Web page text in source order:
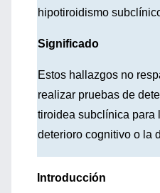
hipotiroidismo
Significado
Estos hallazgos no
realizar pruebas de
tiroidea subclínica para
deterioro cognitivo o la
Introducción